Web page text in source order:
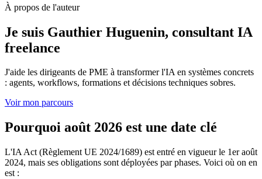
À propos de l'auteur
Je suis Gauthier Huguenin, consultant IA
freelance
J'aide les dirigeants de PME à transformer l'IA en systèmes concrets
: agents, workflows, formations et décisions techniques sobres.
Voir mon parcours
Pourquoi août 2026 est une date clé
L'IA Act (Règlement UE 2024/1689) est entré en vigueur le 1er août
2024, mais ses obligations sont déployées par phases. Voici où on en
est :